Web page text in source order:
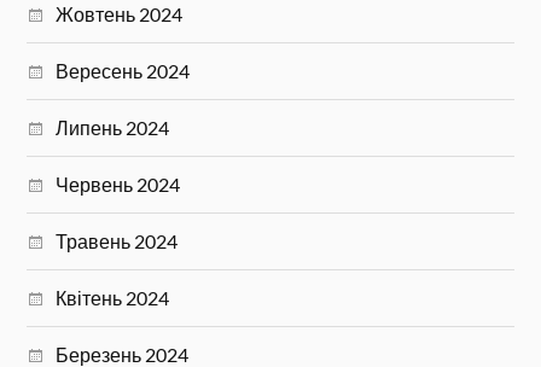
Жовтень 2024
Вересень 2024
Липень 2024
Червень 2024
Травень 2024
Квітень 2024
Березень 2024